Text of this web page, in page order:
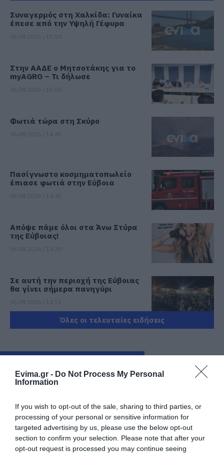
Evima.gr - Do Not Process My Personal
Information
If you wish to opt-out of the sale, sharing to third parties, or
processing of your personal or sensitive information for
targeted advertising by us, please use the below opt-out
section to confirm your selection. Please note that after your
opt-out request is processed you may continue seeing
Συναγερμός στη Χαλκίδα: Γυναίκα
έπεσε από την Υψηλή Γέφυρα
Στην ΑΑΔΕ ο Μητσοτάκης για το
myAGRO – Τι δήλωσε
Φωτιά τώρα στη Σκύρο
Πασίγνωστο κοσμηματοπωλείο
έπιασε φωτιά στην Εύβοια
Απόψε πάμε όλοι στα Άνω Στύρα
της Εύβοιας!
Σε αυτή την περιοχή της Εύβοιας
θα γίνει σήμερα πανηγύρι
06.08.2026 | 14:00
Οταν ο Άγιος Ιωάννης ο Ρώσσος
Εύβοιας από την φωτιά
06.08.2026 | 13:45
Νεότερα για τη φωτιά σε
εμπορικό κατάστημα στη Χαλκίδα
Όλες οι τελευταίες ειδήσεις